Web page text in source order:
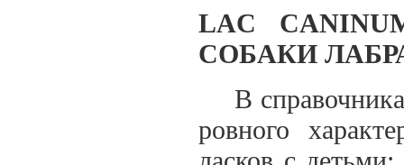
LAC
СОБАКИ
В
ровного